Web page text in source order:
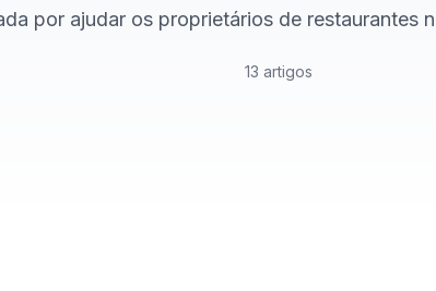
por ajudar os proprietários de restaurantes
13 artigos